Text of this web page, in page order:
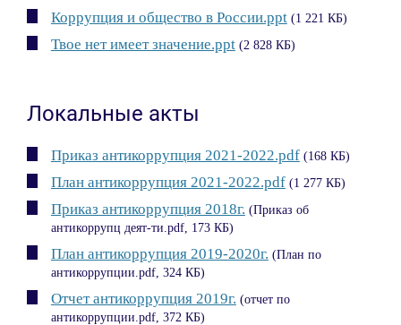
Коррупция и общество в России.ppt (1 221 КБ)
Твое нет имеет значение.ppt (2 828 КБ)
Локальные акты
Приказ антикоррупция 2021-2022.pdf (168 КБ)
План антикоррупция 2021-2022.pdf (1 277 КБ)
Приказ антикоррупция 2018г. (Приказ об
антикоррупц деят-ти.pdf, 173 КБ)
План антикоррупция 2019-2020г. (План по
антикоррупции.pdf, 324 КБ)
Отчет антикоррупция 2019г. (отчет по
антикоррупции.pdf, 372 КБ)